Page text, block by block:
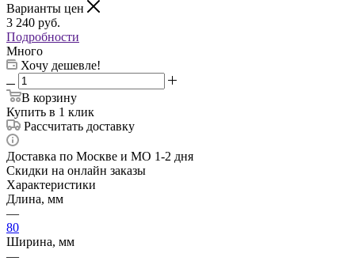
Варианты цен
3 240 руб.
Подробности
Много
Хочу дешевле!
В корзину
Купить в 1 клик
Рассчитать доставку
Доставка по Москве и МО 1-2 дня
Скидки на онлайн заказы
Характеристики
Длина, мм
—
80
Ширина, мм
—